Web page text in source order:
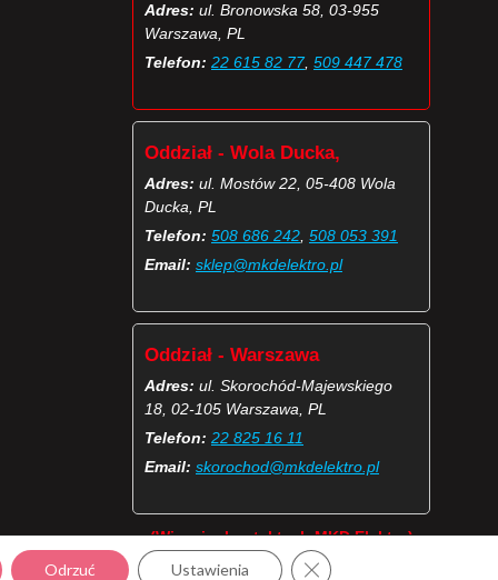
Adres: ul. Bronowska 58, 03-955
Warszawa, PL
Telefon: 22 615 82 77, 509 447 478
Oddział - Wola Ducka,
Adres: ul. Mostów 22, 05-408 Wola
Ducka, PL
Telefon: 508 686 242 508 053 391
Email: sklep@mkdelektro.pl
Oddział - Warszawa
Adres: ul. Skorochód-Majewskiego
18, 02-105 Warszawa, PL
Telefon: 22 825 16 11
Email: skorochod@mkdelektro.pl
(Więcej o kontaktach MKD Elektro)
Odrzuć Ustawienia Zamknij panel